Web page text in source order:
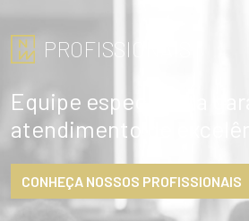
PROFISSIONAIS
Equipe especialista
atendimento de
CONHEÇA NOSSOS PROFISSIONAIS